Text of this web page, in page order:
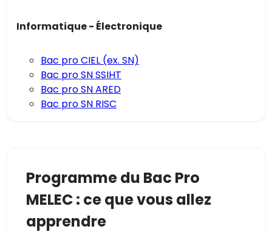
Informatique - Électronique
Bac pro CIEL (ex. SN)
Bac pro SN SSIHT
Bac pro SN ARED
Bac pro SN RISC
Programme du Bac Pro
MELEC : ce que vous allez
apprendre